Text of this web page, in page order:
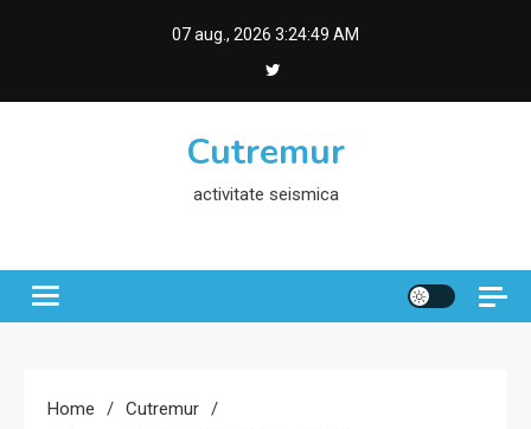
07 aug., 2026 3:24:50 AM
Cutremur
activitate seismica
Home
Cutremur